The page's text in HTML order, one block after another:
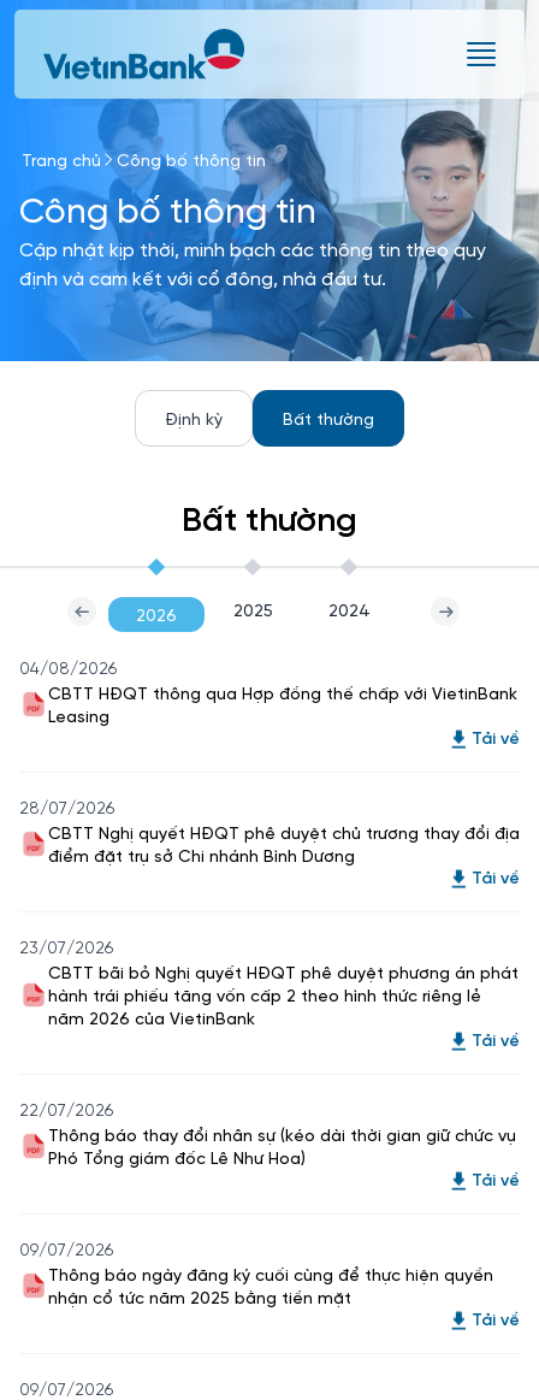
Skip to Main Content
Trang chủ Công bố thông tin
Công bố thông tin
Cập nhật kịp thời, minh bạch các thông tin theo quy
định và cam kết với cổ đông, nhà đầu tư.
Định kỳ Bất thường
Bất thường
2026 2025 2024
04/08/2026
CBTT HĐQT thông qua Hợp đồng thế chấp với VietinBank
Leasing
Tải về
28/07/2026
CBTT Nghị quyết HĐQT phê duyệt chủ trương thay đổi địa
điểm đặt trụ sở Chi nhánh Bình Dương
Tải về
23/07/2026
CBTT bãi bỏ Nghị quyết HĐQT phê duyệt phương án phát
hành trái phiếu tăng vốn cấp 2 theo hình thức riêng lẻ
năm 2026 của VietinBank
Tải về
22/07/2026
Thông báo thay đổi nhân sự (kéo dài thời gian giữ chức vụ
Phó Tổng giám đốc Lê Như Hoa)
Tải về
09/07/2026
Thông báo ngày đăng ký cuối cùng để thực hiện quyền
nhận cổ tức năm 2025 bằng tiền mặt
Tải về
09/07/2026